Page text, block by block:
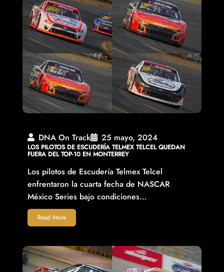
DNA On Track 25 mayo, 2024
LOS PILOTOS DE ESCUDERÍA TELMEX TELCEL QUEDAN
FUERA DEL TOP-10 EN MONTERREY
Los pilotos de Escudería Telmex Telcel
enfrentaron la cuarta fecha de NASCAR
México Series bajo condiciones…
Read More